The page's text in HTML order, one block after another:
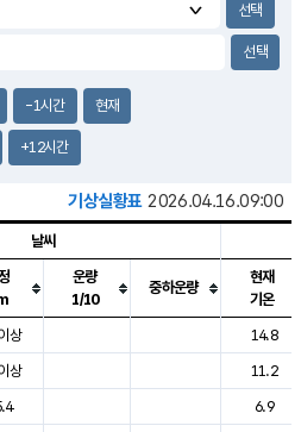
-1시간 현재
+12시간
기상실황표 2026.04.16.09:00
, 기온, 강수, 바람, 기압등을 안내한 표입
날씨
운량
1/10
중하운량
현재
기온
상
14.8
상
11.2
6.9